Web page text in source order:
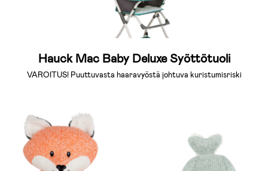
Hauck Mac Baby Deluxe Syöttötuoli
VAROITUS! Puuttuvasta haaravyöstä johtuva kuristumisriski